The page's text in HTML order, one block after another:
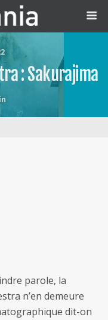
: Sakurajima
parole, la
n’en demeure
dit-on